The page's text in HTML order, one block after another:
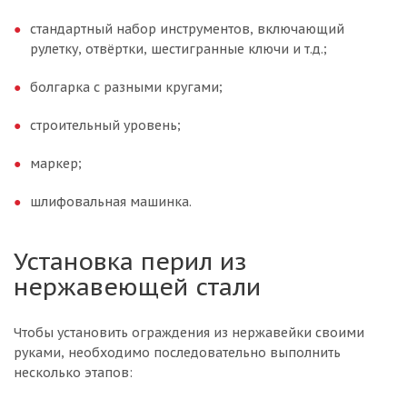
стандартный набор инструментов, включающий
рулетку, отвёртки, шестигранные ключи и т.д.;
болгарка с разными кругами;
строительный уровень;
маркер;
шлифовальная машинка.
Установка перил из
нержавеющей стали
Чтобы установить ограждения из нержавейки своими
руками, необходимо последовательно выполнить
несколько этапов: